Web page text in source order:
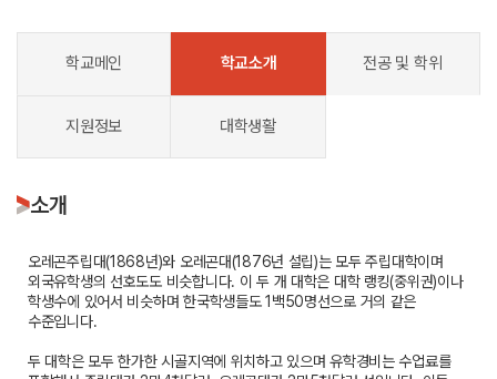
학교메인 학교소개 전공 및 학위
지원정보 대학생활
소개
오레곤주립대(1868년)와 오레곤대(1876년 설립)는 모두 주립대학이며
외국유학생의 선호도도 비슷합니다. 이 두 개 대학은 대학 랭킹(중위권)이나
학생수에 있어서 비슷하며 한국학생들도 1백50명선으로 거의 같은
수준입니다.
두 대학은 모두 한가한 시골지역에 위치하고 있으며 유학경비는 수업료를